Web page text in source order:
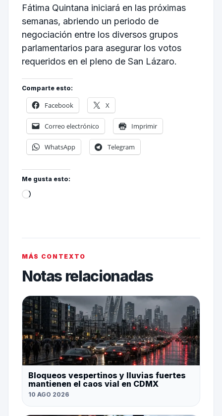
Fátima Quintana iniciará en las próximas
semanas, abriendo un periodo de
negociación entre los diversos grupos
parlamentarios para asegurar los votos
requeridos en el pleno de San Lázaro.
Comparte esto:
Facebook X
Correo electrónico Imprimir
WhatsApp Telegram
Me gusta esto:
MÁS CONTEXTO
Notas relacionadas
Bloqueos vespertinos y lluvias fuertes
mantienen el caos vial en CDMX
10 AGO 2026